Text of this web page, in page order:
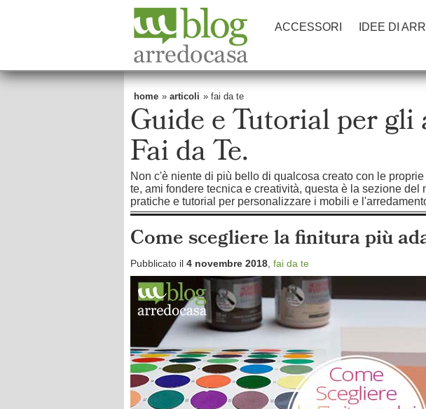
ACCESSORI IDEE DI
home » articoli » fai da te
Guide e Tutorial per
Fai da Te.
Non c'è niente di più bello di qualcosa creato con le
te, ami fondere tecnica e creatività, questa è la sezione del
pratiche e tutorial per personalizzare i mobili e
Come scegliere la finitura più
Pubblicato il 4 novembre 2018 fai da te